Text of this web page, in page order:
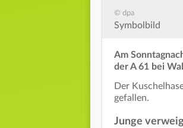
© dpa
Symbolbild
Am
der A 61 bei
Der
gefallen.
Junge